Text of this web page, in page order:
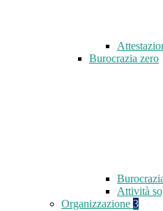
Burocrazia zero
Attività
Organizzazione 3